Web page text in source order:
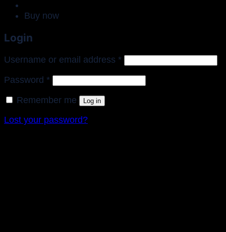
Buy now
Login
Username or email address *Required
Password *Required
Remember me Log in
Lost your password?